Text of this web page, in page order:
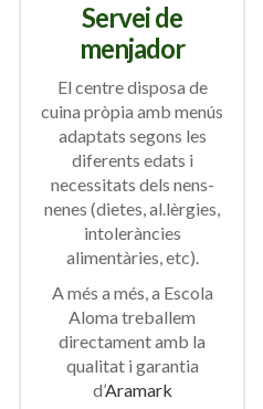
Servei de
menjador
El centre disposa de
cuina pròpia amb menús
adaptats segons les
diferents edats i
necessitats dels nens-
nenes (dietes, al.lèrgies,
intoleràncies
alimentàries, etc).
A més a més, a Escola
Aloma treballem
directament amb la
qualitat i garantia
d’Aramark